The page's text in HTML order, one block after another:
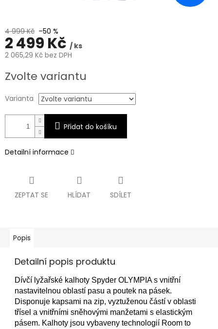
4 999 Kč –50 %
2 499 Kč / ks
2 065,29 Kč bez DPH
cena:
Zvolte variantu
Varianta
Přidat do košíku
Detailní informace
ZEPTAT SE HLÍDAT SDÍLET
Popis
Detailní popis produktu
Dívčí lyžařské kalhoty Spyder OLYMPIA s vnitřní
nastavitelnou oblastí pasu a poutek na pásek.
Disponuje kapsami na zip, vyztuženou částí v oblasti
třísel a vnitřními sněhovými manžetami s elastickým
pásem. Kalhoty jsou vybaveny technologií Room to